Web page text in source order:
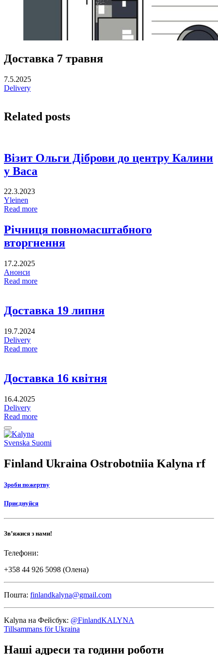
Доставка 7 травня
7.5.2025
Delivery
Related posts
Візит Ольги Діброви до центру Калини
у Васа
22.3.2023
Yleinen
Read more
Річниця повномасштабного
вторгнення
17.2.2025
Анонси
Read more
Доставка 19 липня
19.7.2024
Delivery
Read more
Доставка 16 квітня
16.4.2025
Delivery
Read more
Back
to
top
Social
Svenska Suomi
Finland Ukraina Ostrobotniia Kalyna rf
Зроби пожертву
Приєднуйся
Зв’яжися з нами!
Телефони:
+358 44 926 5098 (Олена)
Пошта: finlandkalyna@gmail.com
Kalyna на Фейсбук: @FinlandKALYNA
Tillsammans för Ukraina
Наші адреси та години роботи